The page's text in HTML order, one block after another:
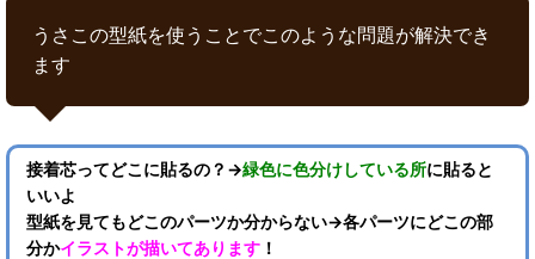
うさこの型紙を使うことでこのような問題が解決でき
ます
接着芯ってどこに貼るの？→緑色に色分けしている所に貼ると
いいよ
型紙を見てもどこのパーツか分からない→各パーツにどこの部
分かイラストが描いてあります ！